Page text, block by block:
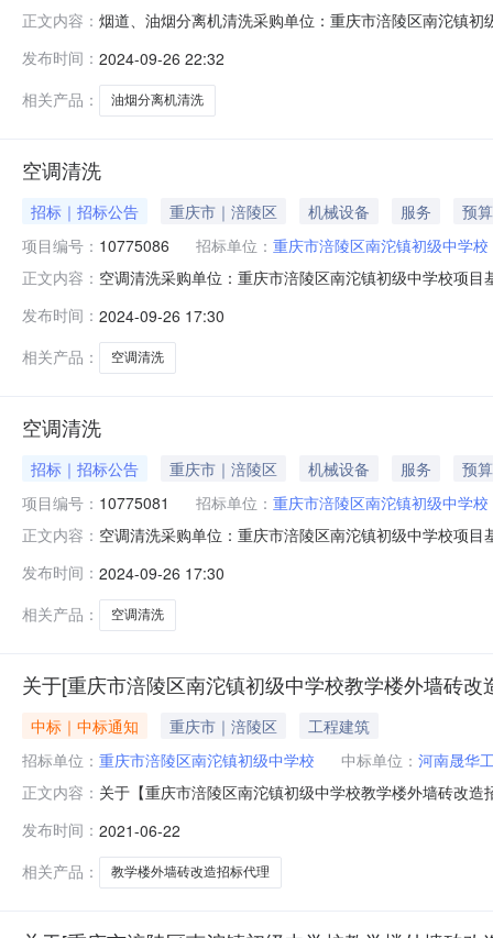
正文内容： 烟道、油烟分离机清洗采购单位：重庆市涪陵区南沱镇
发布时间： 2024-09-26 22:32
相关产品：
油烟分离机清洗
空调清洗
招标｜招标公告 重庆市｜涪陵区 机械设备 服务
预
项目编号： 10775086 招标单位： 重庆市涪陵区南沱镇初级中学校
正文内容： 空调清洗采购单位：重庆市涪陵区南沱镇初级中学校项
发布时间： 2024-09-26 17:30
相关产品：
空调清洗
空调清洗
招标｜招标公告 重庆市｜涪陵区 机械设备 服务
预
项目编号： 10775081 招标单位： 重庆市涪陵区南沱镇初级中学校
正文内容： 空调清洗采购单位：重庆市涪陵区南沱镇初级中学校项
发布时间： 2024-09-26 17:30
相关产品：
空调清洗
关于[重庆市涪陵区南沱镇初级中学校教学楼外墙砖
中标｜中标通知 重庆市｜涪陵区
工程建筑
招标单位： 重庆市涪陵区南沱镇初级中学校 中标单位： 河南晟华
正文内容： 关于【重庆市涪陵区南沱镇初级中学校教学楼外墙砖改
介服务事项所需服务类型工程招标代理服务金额￥
系地址重庆市江北区
发布时间： 2021-06-22
相关产品：
教学楼外墙砖改造招标代理